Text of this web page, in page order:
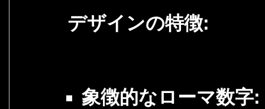
デザインの特徴:
象徴的なローマ数字: